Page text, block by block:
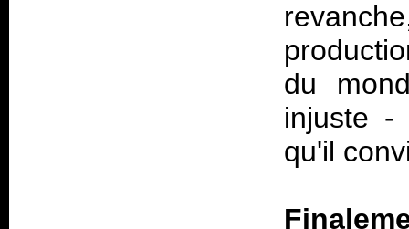
du
injuste -
qu'il